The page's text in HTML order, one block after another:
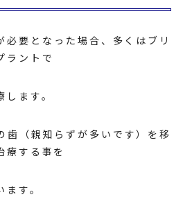
必要となった場合、多くはブリ
ラントで
ます。
歯（親知らずが多いです）を移
療する事を
す。